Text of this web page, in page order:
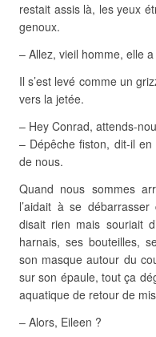
restait assis là, les yeux
genoux.
– Allez, vieil homme, elle
Il s’est levé comme un
vers la jetée.
– Hey Conrad, attends-
– Dépêche fiston, dit-il
de nous.
Quand nous sommes
l’aidait à se
disait rien mais souriait
harnais, ses bouteilles,
son masque autour du
sur son épaule, tout ça
aquatique de retour de
– Alors, Eileen ?